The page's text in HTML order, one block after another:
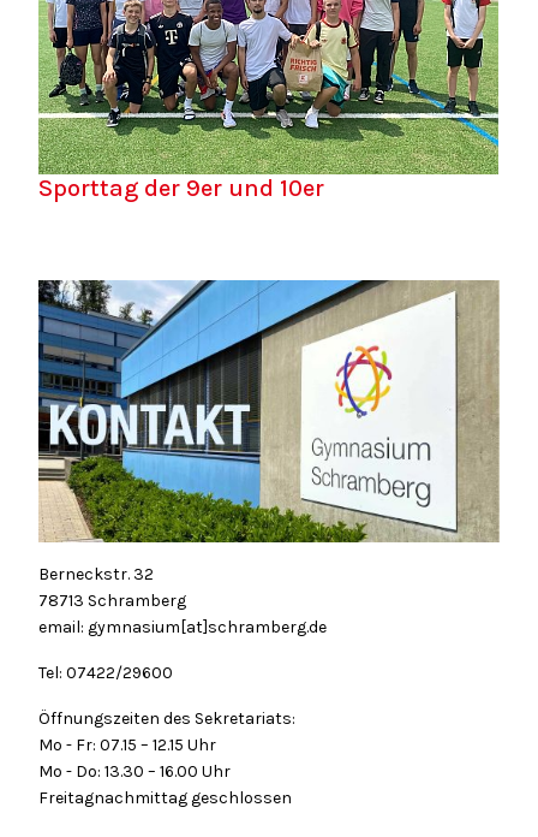
Sporttag der 9er und 10er
Berneckstr. 32
78713 Schramberg
email: gymnasium[at]schramberg.de
Tel: 07422/29600
Öffnungszeiten des Sekretariats:
Mo - Fr: 07.15 – 12.15 Uhr
Mo - Do: 13.30 – 16.00 Uhr
Freitagnachmittag geschlossen